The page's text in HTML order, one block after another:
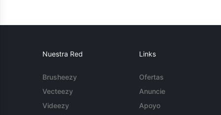
Nuestra Red
Brusheezy
Vecteezy
Videezy
Links
Ofertas
Anuncie
Apoyo